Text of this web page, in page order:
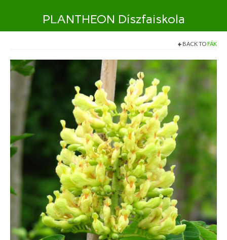
PLANTHEON Díszfaiskola
BACK TOFÁK